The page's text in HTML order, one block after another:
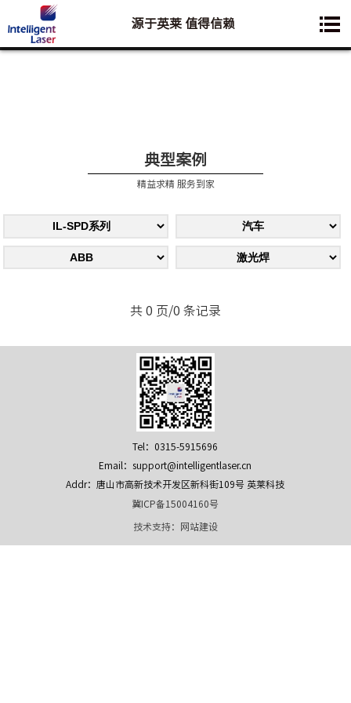
您想要了解的业务是:
源于英莱 值得信赖
典型案例
精益求精 服务到家
共 0 页/0 条记录
Tel：0315-5915696
Email：support@intelligentlaser.cn
Addr：唐山市高新技术开发区新科街109号 英莱科技
冀ICP备15004160号
技术支持： 网站建设